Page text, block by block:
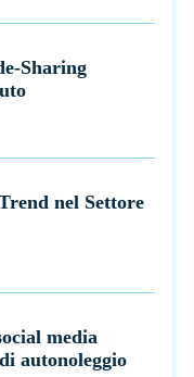
Sharing
nel Settore
media
autonoleggio